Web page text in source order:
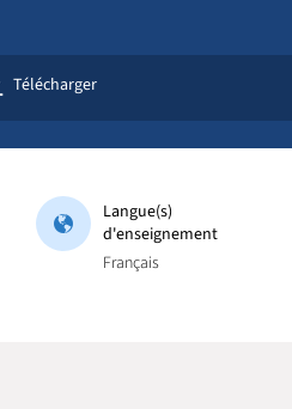
Télécharger
Langue(s)
d'enseignement
Français